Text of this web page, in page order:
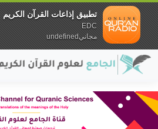
تطبيق إذاعات القرآن الكريم
EDC
مجانيundefined